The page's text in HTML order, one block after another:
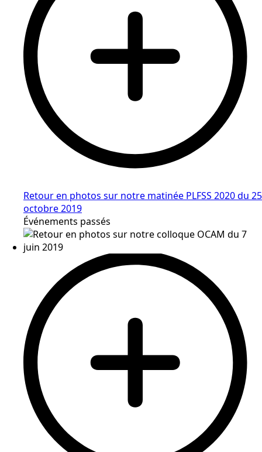
Retour en photos sur notre matinée PLFSS 2020 du 25
octobre 2019
Événements passés